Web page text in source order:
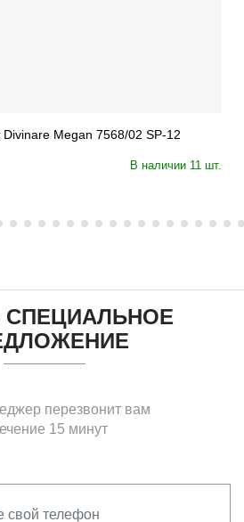
Подвесной светильник Divinare Megan 7568/02 SP-12
В наличии 11 шт.
СПЕЦИАЛЬНОЕ
перезвонит вам
15 минут